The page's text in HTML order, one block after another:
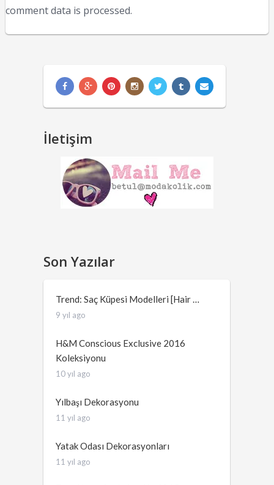
comment data is processed.
İletişim
Son Yazılar
Trend: Saç Küpesi Modelleri [Hair …
9 yıl ago
H&M Conscious Exclusive 2016
Koleksiyonu
10 yıl ago
Yılbaşı Dekorasyonu
11 yıl ago
Yatak Odası Dekorasyonları
11 yıl ago